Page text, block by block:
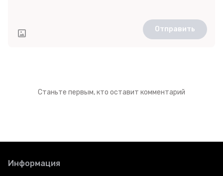
Отправить
Станьте первым, кто оставит комментарий
Информация